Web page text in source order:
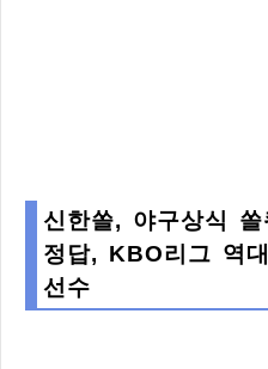
신한쏠, 야구상식
정답, KBO리그 역
선수